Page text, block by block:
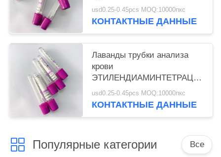
ЭТИЛЕНДИАМИНТЕТРАЦЕТАТА
точный
usd0.25-0.45pcs MOQ:10000пкс
КОНТАКТНЫЕ ДАННЫЕ
Лаванды трубки анализа
крови
ЭТИЛЕНДИАМИНТЕТРАЦЕТАТА
ЭРЫ К2 ПП трубка крови
мини пурпурная верхняя
usd0.25-0.45pcs MOQ:10000пкс
КОНТАКТНЫЕ ДАННЫЕ
Популярные категории Все